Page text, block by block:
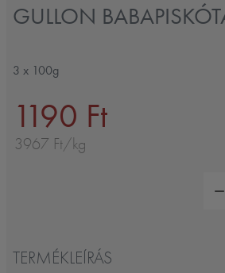
GULLON
3 x 100g
1190 Ft
3967 Ft/kg
TERMÉKLEÍRÁS